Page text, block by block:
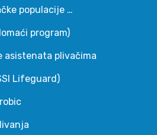
populacije …
program)
asistenata plivačima
Lifeguard)